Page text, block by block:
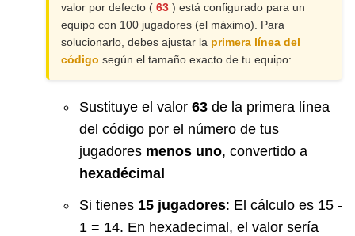
valor por defecto ( 63 ) está configurado para un
equipo con 100 jugadores (el máximo). Para
solucionarlo, debes ajustar la primera línea del
código según el tamaño exacto de tu equipo:
Sustituye el valor 63 de la primera línea
del código por el número de tus
jugadores menos uno, convertido a
hexadécimal
Si tienes 15 jugadores: El cálculo es 15 -
1 = 14. En hexadecimal, el valor sería